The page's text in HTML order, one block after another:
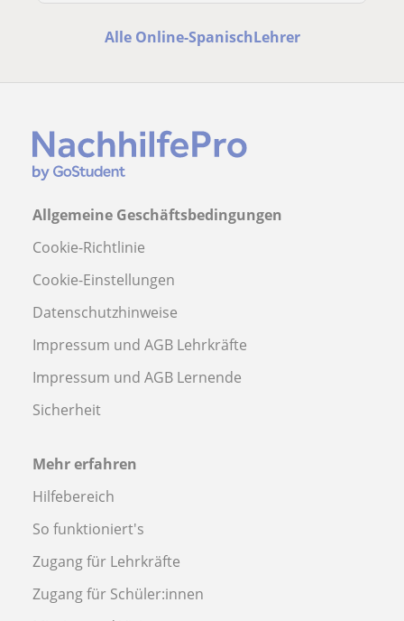
Alle Online-SpanischLehrer
Allgemeine Geschäftsbedingungen
Cookie-Richtlinie
Cookie-Einstellungen
Datenschutzhinweise
Impressum und AGB Lehrkräfte
Impressum und AGB Lernende
Sicherheit
Mehr erfahren
Hilfebereich
So funktioniert's
Zugang für Lehrkräfte
Zugang für Schüler:innen